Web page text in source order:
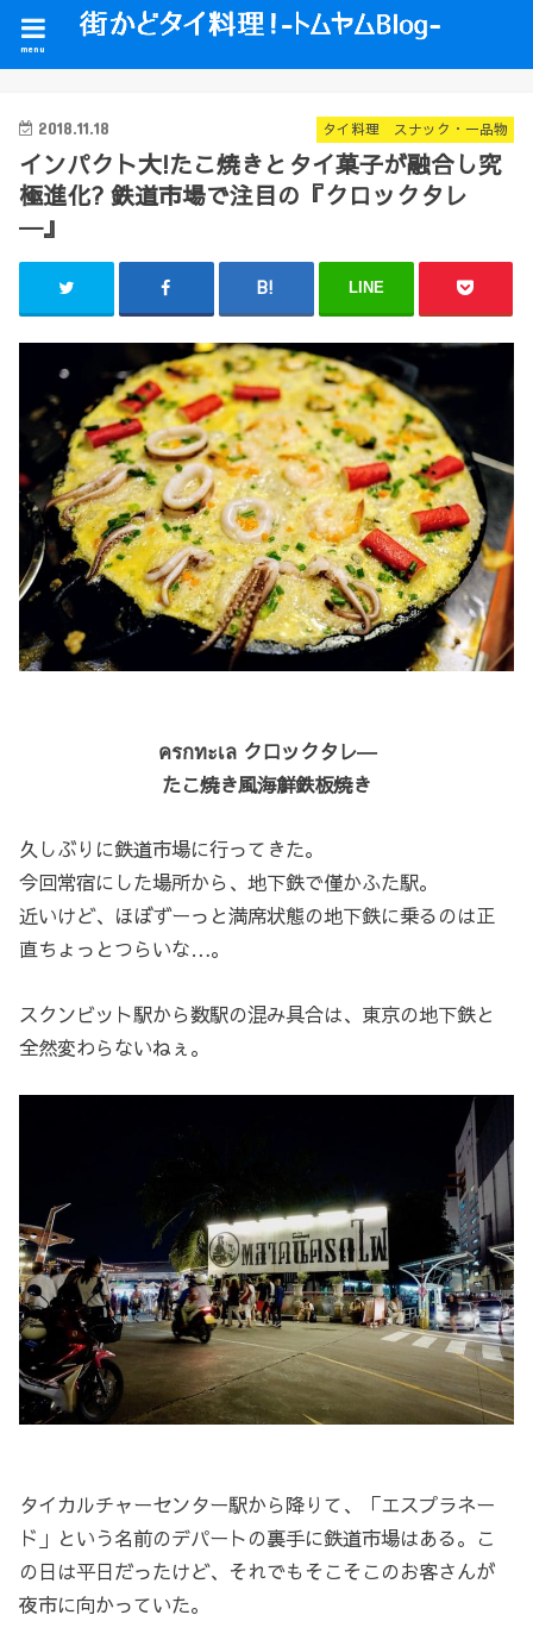
menu
タイ料理 スナック・一品物
2018.11.18
インパクト大!たこ焼きとタイ菓子が融合し究
極進化? 鉄道市場で注目の『クロックタレ
―』
LINE
ครกทะเล クロックタレ―
たこ焼き風海鮮鉄板焼き
久しぶりに鉄道市場に行ってきた。
今回常宿にした場所から、地下鉄で僅かふた駅。
近いけど、ほぼずーっと満席状態の地下鉄に乗るのは正
直ちょっとつらいな…。
スクンビット駅から数駅の混み具合は、東京の地下鉄と
全然変わらないねぇ。
タイカルチャーセンター駅から降りて、「エスプラネー
ド」という名前のデパートの裏手に鉄道市場はある。こ
の日は平日だったけど、それでもそこそこのお客さんが
夜市に向かっていた。